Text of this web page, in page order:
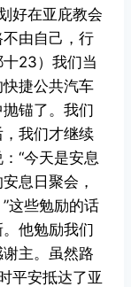
好在亚庇教会
由自己，行
23）我们当
捷公共汽车
锚了。我们
我们才继续
“今天是安息
息日聚会，
这些勉励的话
他勉励我们
主。虽然路
平安抵达了亚